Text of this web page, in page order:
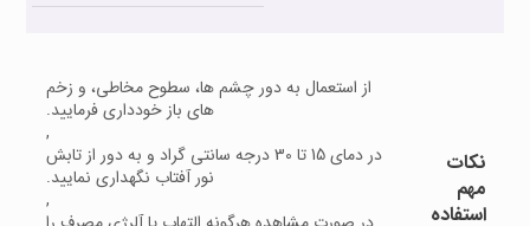
نکات
مهم
استفاده
از استعمال به دور چشم ها، سطوح مخاطی، و زخم
های باز خودداری فرمایید.
,
در دمای 15 تا 30 درجه سانتی گراد و به دور از تابش
نور آفتاب نگهداری نمایید.
,